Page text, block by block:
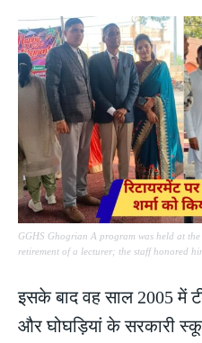
GGHS Ghogrian A program was held at
retirement of a lecturer; the staff honored
इसके बाद वह साल 2005 में
और घोघड़ियां के सरकारी